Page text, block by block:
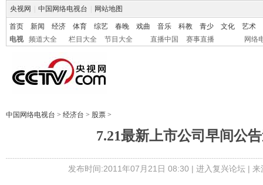
央视网 中国网络电视台 网站地图
首页 新闻 经济 体育 综艺 春晚 戏曲 音乐 科教 青少 文化
艺术
电视
频道大全 栏目大全 节目大全 直播中国 赛事直播 网络
中国网络电视台 > 经济台 > 股票 >
7.21最新上市公司早间公
发布时间:2011年07月21日 08:30 | 进入复兴论坛| 来